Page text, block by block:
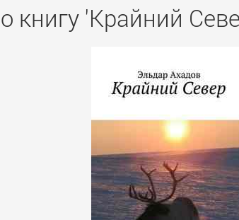
книгу 'Крайний